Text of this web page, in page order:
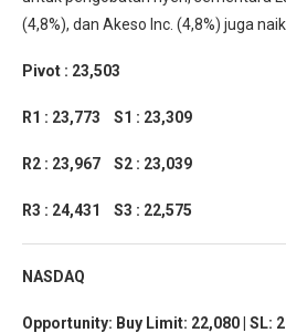
(4,8%), dan Akeso Inc. (4,8%) juga naik.
Pivot : 23,503
R1 : 23,773 S1 : 23,309
R2 : 23,967 S2 : 23,039
R3 : 24,431 S3 : 22,575
NASDAQ
Opportunity: Buy Limit: 22,080 | SL: